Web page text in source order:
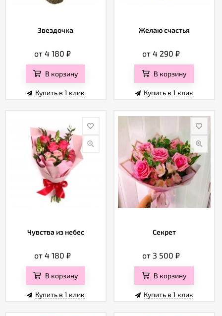
Звездочка
от 4 180₽
В корзину
Купить в 1 клик
Желаю счастья
от 4 290₽
В корзину
Купить в 1 клик
Чувства из небес
от 4 180₽
В корзину
Купить в 1 клик
Секрет
от 3 500₽
В корзину
Купить в 1 клик